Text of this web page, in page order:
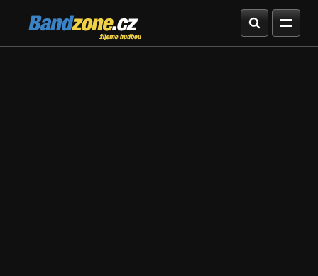
Bandzone.cz
žijeme hudbou